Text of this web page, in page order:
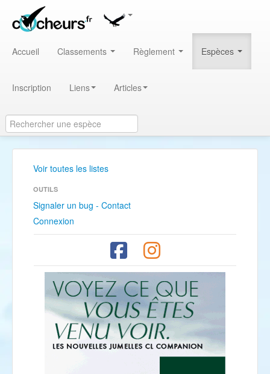
Accueil Classements Règlement Espèces
Inscription Liens Articles
Voir toutes les listes
OUTILS
Signaler un bug - Contact
Connexion